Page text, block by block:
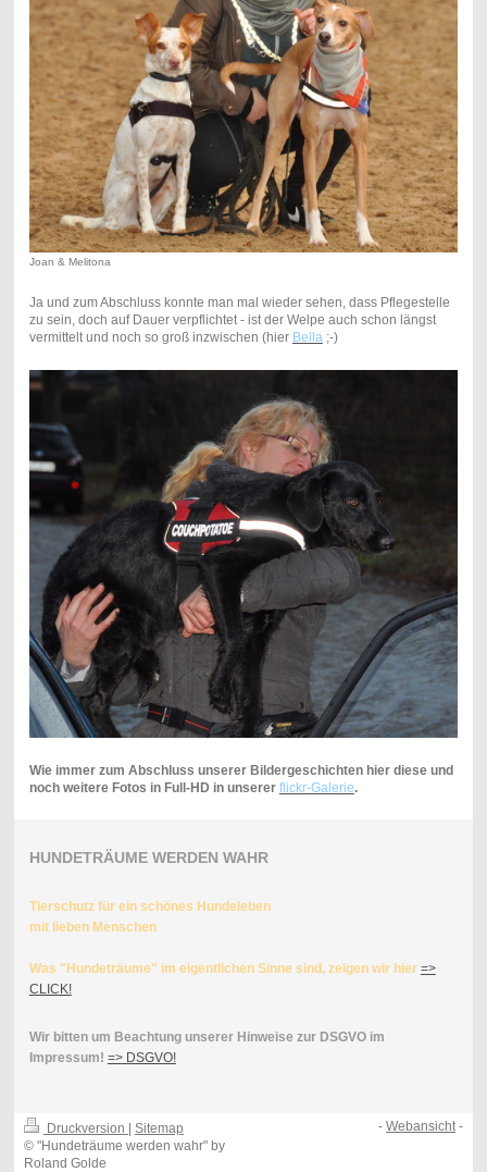
Joan & Melitona
Ja und zum Abschluss konnte man mal wieder sehen, dass Pflegestelle
zu sein, doch auf Dauer verpflichtet - ist der Welpe auch schon längst
vermittelt und noch so groß inzwischen (hier Bella;-)
Wie immer zum Abschluss unserer Bildergeschichten hier diese und
noch weitere Fotos in Full-HD in unserer flickr-Galerie.
HUNDETRÄUME WERDEN WAHR
Tierschutz für ein schönes Hundeleben
mit lieben Menschen
Was "Hundeträume" im eigentlichen Sinne sind, zeigen wir hier =>
CLICK!
Wir bitten um Beachtung unserer Hinweise zur DSGVO im
Impressum! => DSGVO!
Druckversion | Sitemap
© "Hundeträume werden wahr" by
Roland Golde
-Webansicht -